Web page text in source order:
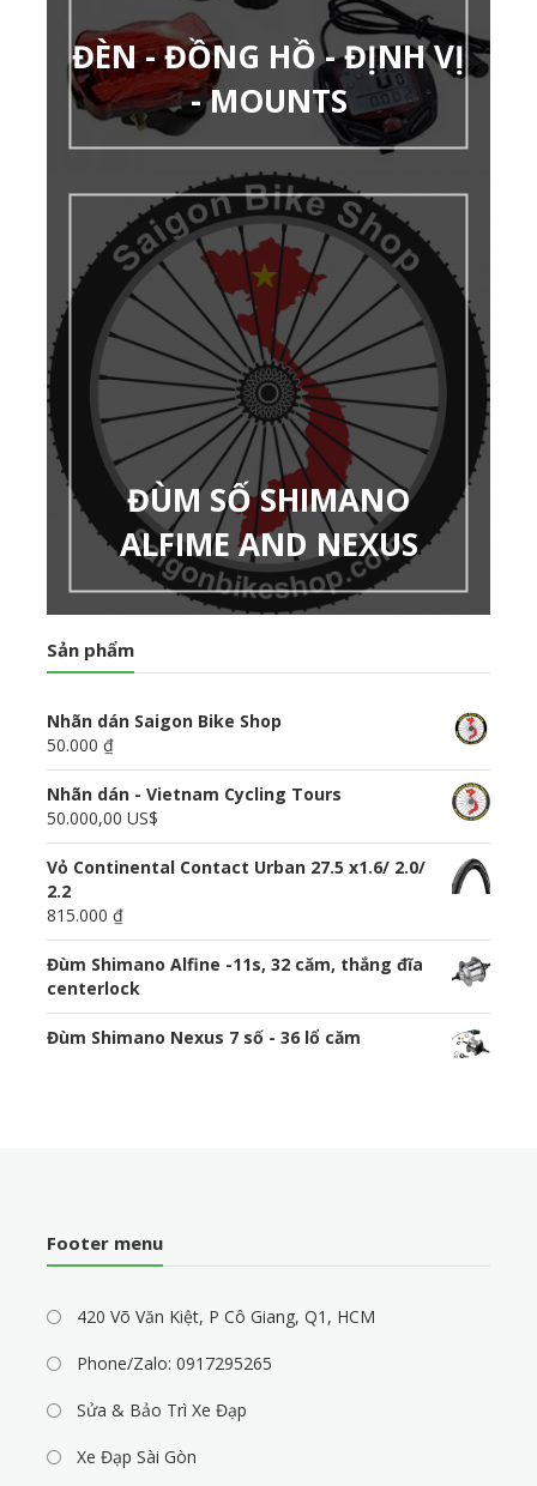
ĐÈN - ĐỒNG HỒ - ĐỊNH VỊ
- MOUNTS
ĐÙM SỐ SHIMANO
ALFIME AND NEXUS
Sản phẩm
Nhãn dán Saigon Bike Shop
50.000 ₫
Nhãn dán - Vietnam Cycling Tours
50.000,00 US$
Vỏ Continental Contact Urban 27.5 x1.6/ 2.0/
2.2
815.000 ₫
Đùm Shimano Alfine -11s, 32 căm, thắng đĩa
centerlock
Đùm Shimano Nexus 7 số - 36 lổ căm
Footer menu
420 Võ Văn Kiệt, P Cô Giang, Q1, HCM
Phone/Zalo: 0917295265
Sửa & Bảo Trì Xe Đạp
Xe Đạp Sài Gòn